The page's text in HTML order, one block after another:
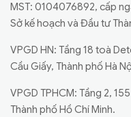
MST: 0104076892, cấp
Sở kế hoạch và Đầu tư
VPGD HN: Tầng 18 toà
Cầu Giấy, Thành phố Hà
VPGD TPHCM: Tầng 2,
Thành phố Hồ Chí Minh.